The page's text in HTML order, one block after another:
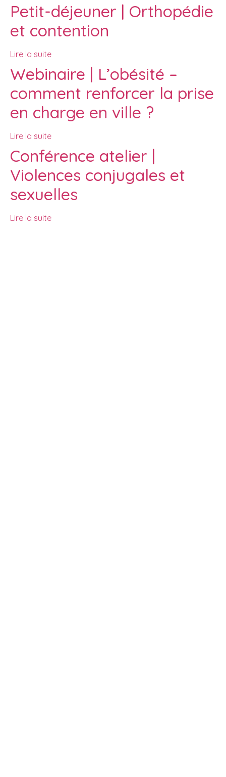
Petit-déjeuner | Orthopédie
et contention
Lire la suite
Webinaire | L’obésité –
comment renforcer la prise
en charge en ville ?
Lire la suite
Conférence atelier |
Violences conjugales et
sexuelles
Lire la suite